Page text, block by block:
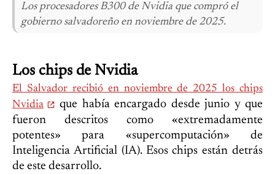
Los procesadores B300 de Nvidia que compró el
gobierno salvadoreño en noviembre de 2025.
Los chips de Nvidia
El Salvador recibió en noviembre de 2025 los chips
Nvidia
que había encargado desde junio y que
fueron descritos como «extremadamente
potentes» para «supercomputación» de
Inteligencia Artificial (IA). Esos chips están detrás
de este desarrollo.